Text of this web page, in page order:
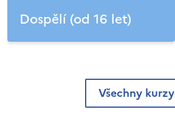
Dospělí (od 16 let)
Všechny kurzy